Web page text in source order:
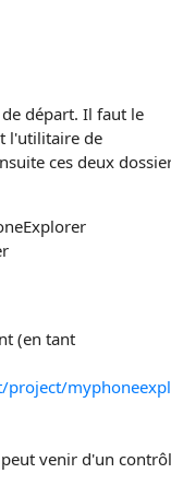
départ. Il faut le
l'utilitaire de
ces deux
(en tant
venir d'un